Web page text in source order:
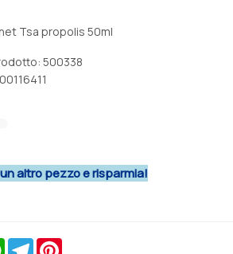
Tsa propolis 50ml
500338
altro pezzo e risparmia!
WhatsAppTelegram